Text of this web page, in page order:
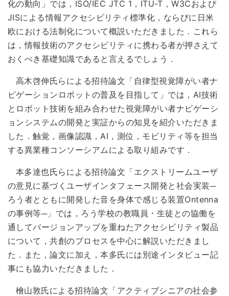
化の動向」では，ISO/IEC JTC 1，ITU-T，W3Cおよび
JISによる情報アクセシビリティ標準化，ならびに日米
欧における法制化について概説いただきました．これら
は，情報技術のアクセシビリティに携わる者が押さえて
おくべき基礎知識であると言えるでしょう．
高木啓伸氏らによる招待論文「自律型視覚障がい者ナ
ビゲーションロボットの普及を目指して」では，AI技術
とロボット技術を組み合わせた視覚障がい者ナビゲーシ
ョンシステムの開発と実証からの知見を紹介いただきま
した．触覚，画像認識，AI，測位，モビリティ等を担当
する異業種コンソーシアムによる取り組みです．
本多達也氏らによる招待論文「エクストリームユーザ
の意見に基づくユーザインタフェース開発と社会実装─
ろう者とともに開発した音を身体で感じる装置Ontenna
の事例等─」では，ろう学校の教職員・生徒との協働を
通してバージョンアップを重ねたアクセシビリティ製品
について，共創のプロセスを中心に解説いただきまし
た．また，論文に加え，本多氏には別途インタビュー記
事にも協力いただきました．
檜山敦氏による招待論文「アクティブシニアの社会参